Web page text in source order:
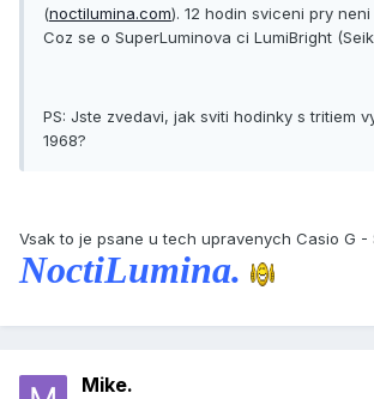
(noctilumina.com). 12 hodin sviceni pry
Coz se o SuperLuminova ci LumiBright
PS: Jste zvedavi, jak sviti hodinky s tritiem
1968?
Vsak to je psane u tech upravenych Casio G -
NoctiLumina.
Mike.